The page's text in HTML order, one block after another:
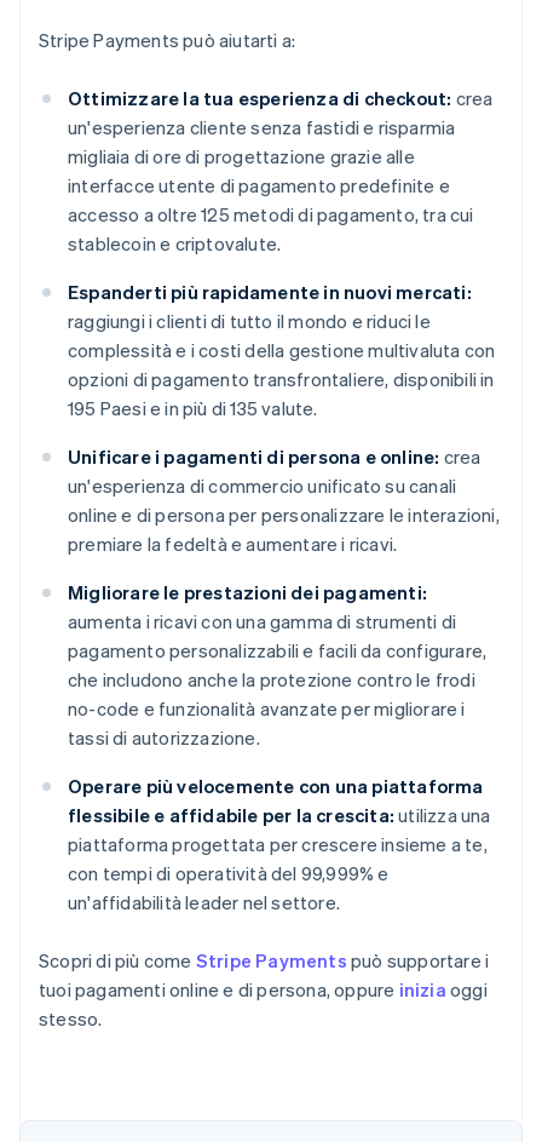
Stripe Payments può aiutarti a:
Ottimizzare la tua esperienza di checkout: crea
un'esperienza cliente senza fastidi e risparmia
migliaia di ore di progettazione grazie alle
interfacce utente di pagamento predefinite e
accesso a oltre 125 metodi di pagamento, tra cui
stablecoin e criptovalute.
Espanderti più rapidamente in nuovi mercati:
raggiungi i clienti di tutto il mondo e riduci le
complessità e i costi della gestione multivaluta con
opzioni di pagamento transfrontaliere, disponibili in
195 Paesi e in più di 135 valute.
Unificare i pagamenti di persona e online: crea
un'esperienza di commercio unificato su canali
online e di persona per personalizzare le interazioni,
premiare la fedeltà e aumentare i ricavi.
Migliorare le prestazioni dei pagamenti:
aumenta i ricavi con una gamma di strumenti di
pagamento personalizzabili e facili da configurare,
che includono anche la protezione contro le frodi
no-code e funzionalità avanzate per migliorare i
tassi di autorizzazione.
Operare più velocemente con una piattaforma
flessibile e affidabile per la crescita: utilizza una
piattaforma progettata per crescere insieme a te,
con tempi di operatività del 99,999% e
un'affidabilità leader nel settore.
Scopri di più come Stripe Payments può supportare i
tuoi pagamenti online e di persona, oppure inizia oggi
stesso.
Austria